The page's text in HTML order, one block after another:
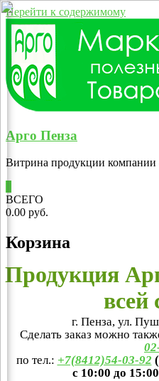
Перейти к содержимому
Арго Пенза
Витрина продукции
ВСЕГО
0.00 руб.
Корзина
Продукция
всей
г. Пенза, ул.
Сделать заказ можно
по тел.: +7(8412)54-03-92
с 10:00 до